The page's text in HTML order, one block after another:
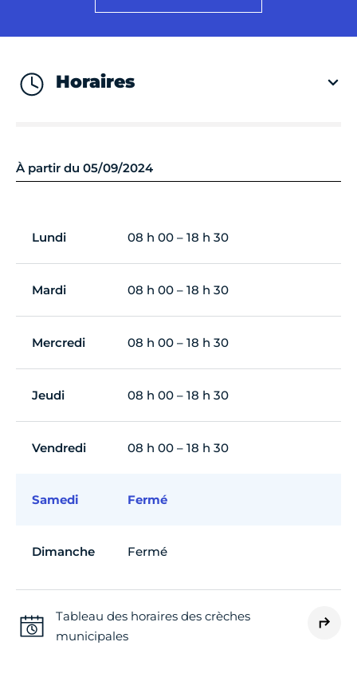
Horaires
À partir du 05/09/2024
Lundi 08 h 00 – 18 h 30
Mardi 08 h 00 – 18 h 30
Mercredi 08 h 00 – 18 h 30
Jeudi 08 h 00 – 18 h 30
Vendredi 08 h 00 – 18 h 30
Samedi Fermé
Dimanche Fermé
Tableau des horaires des crèches
municipales